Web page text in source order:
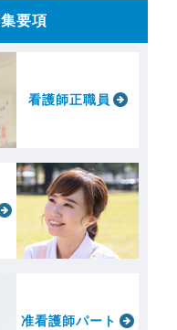
要項
看護師正職員
准看護師パート